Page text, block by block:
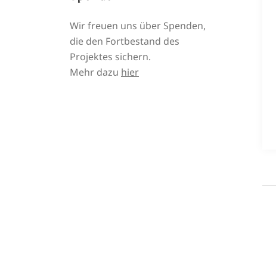
Wir freuen uns über Spenden,
die den Fortbestand des
Projektes sichern.
Mehr dazu hier